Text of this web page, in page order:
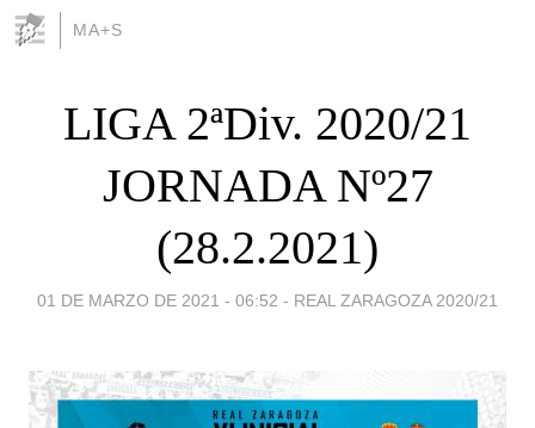
MA+S
LIGA 2ªDiv. 2020/21
JORNADA Nº27
(28.2.2021)
01 DE MARZO DE 2021 - 06:52 - REAL ZARAGOZA 2020/21